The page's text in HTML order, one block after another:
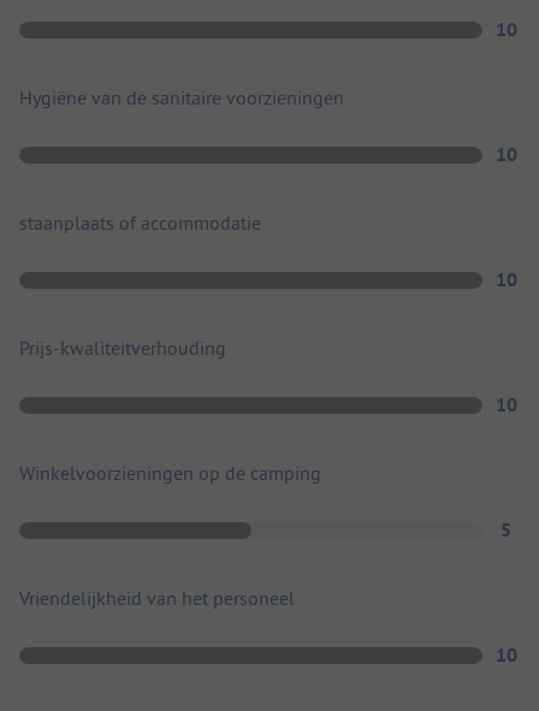
10
Hygiëne van de sanitaire voorzieningen
10
staanplaats of accommodatie
10
Prijs-kwaliteitverhouding
10
Winkelvoorzieningen op de camping
5
Vriendelijkheid van het personeel
10